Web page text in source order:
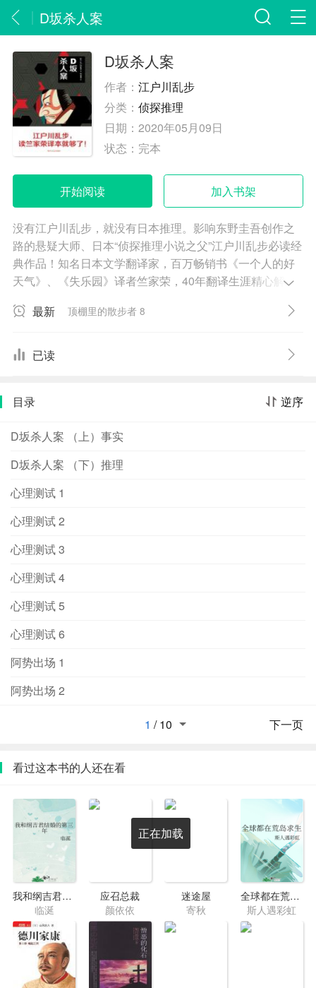
D坂杀人案
D坂杀人案
作者：江户川乱步
分类：侦探推理
日期：2020年05月09日
状态： 完本
开始阅读 加入书架
没有江户川乱步，就没有日本推理。影响东野圭吾创作之
路的悬疑大师、日本“侦探推理小说之父”江户川乱步必读经
典作品！知名日本文学翻译家，百万畅销书《一个人的好
天气》、《失乐园》译者竺家荣，40年翻译生涯精心解
件！扑朔迷离的情节，妖异诡谲的气氛，出奇制胜的推理
户川乱步必读竺家荣译本！《D坂杀人案》江户川乱步是
东野圭吾因获得“江户川乱步奖”而崭露头角。在日本推理
罪，神一般的推理！小说内容取材广泛，构思非同寻常，
情节扑朔迷离又扣人心弦。看到结局之前，你永远不会知
道事情的真相！某天下午，“我”坐在白梅轩咖啡厅里悠闲地
喝着咖啡，并与刚结识不久的明智小五郎一同观察稍微有
娘今晚迟迟不现身，加上最近传闻老板娘身上伤痕累
累……一思及此，我与明智小五郎立刻奔赴书店，却意外
又是怎么回事儿呢？
最新 顶棚里的散步者 8
已读
逆序
目录
D坂杀人案 （上）事实
D坂杀人案 （下）推理
心理测试 1
心理测试 2
心理测试 3
心理测试 4
心理测试 5
心理测试 6
阿势出场 1
阿势出场 2
下一页
1 /10
看过这本书的人还在看
我和纲吉君结婚的第三年
临涎
应召总裁
颜依依
迷途屋
寄秋
全球都在荒岛求生
斯人遇彩虹
正在加载